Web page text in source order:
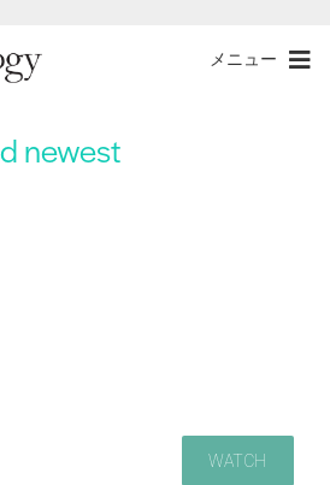
メニュー
newest
WATCH